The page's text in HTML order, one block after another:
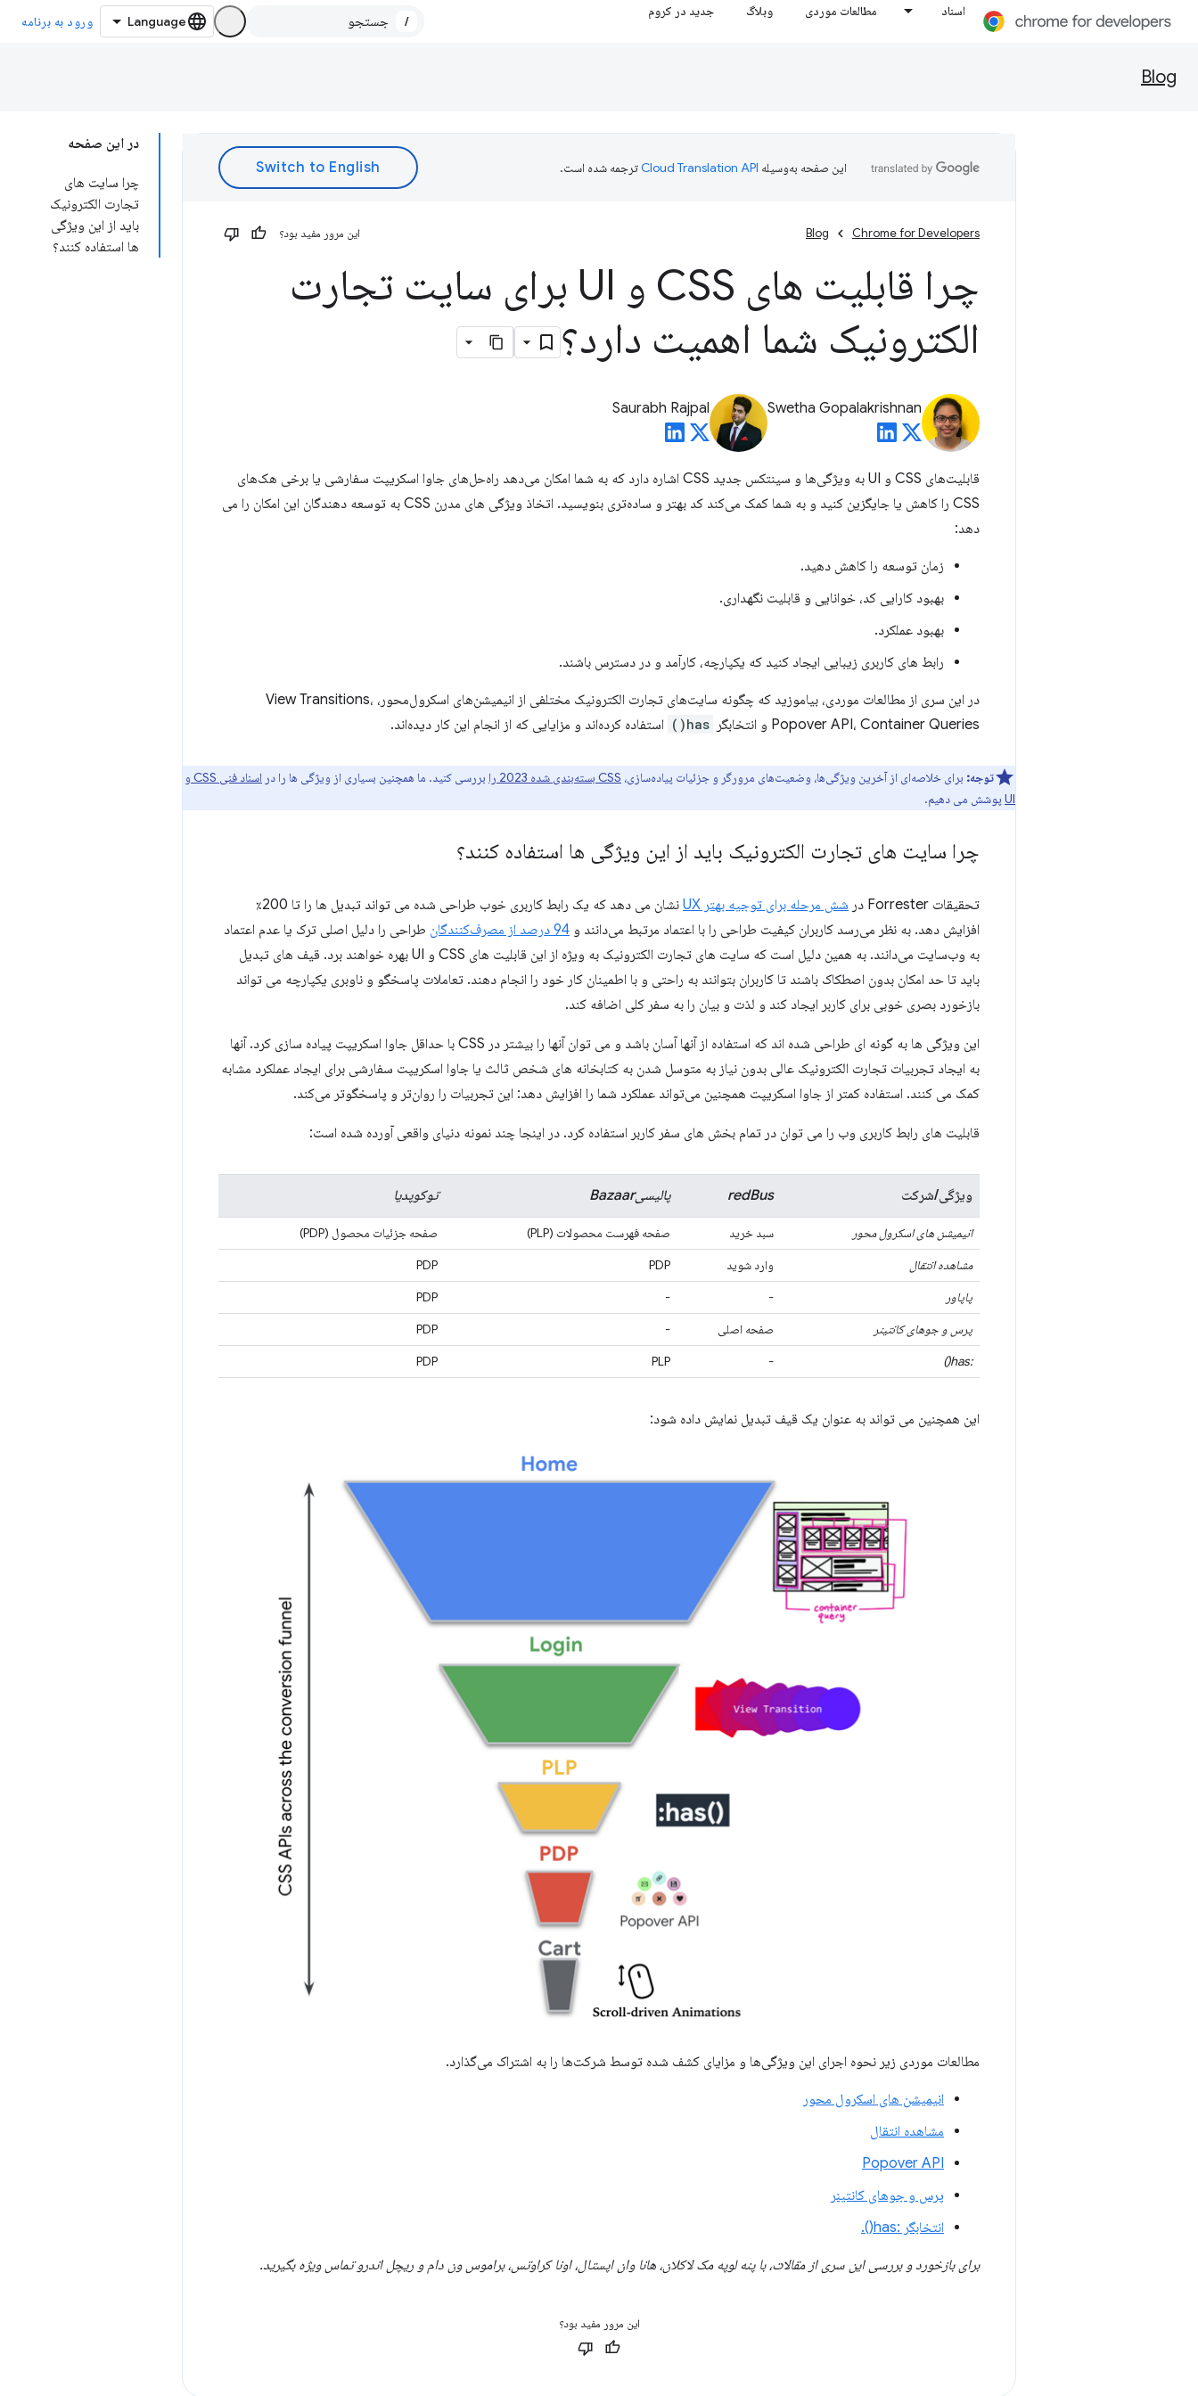
اسناد مطالعات موردی وبلاگ جدید در کروم
/ ورود به برنامه
Blog
در این صفحه
چرا سایت های
تجارت الکترونیک
باید از این ویژگی
ها استفاده کنند؟
این صفحه به‌وسیله ترجمه شده است.
Chrome for Developers
Blog این مرور مفید بود؟
چرا قابلیت های CSS و UI برای سایت تجارت
الکترونیک شما اهمیت دارد؟
Swetha Gopalakrishnan
Saurabh Rajpal
قابلیت‌های CSS و UI به ویژگی‌ها و سینتکس جدید CSS اشاره دارد که به شما امکان می‌دهد راه‌حل‌های جاوا اسکریپت سفارشی یا برخی هک‌های
CSS را کاهش یا جایگزین کنید و به شما کمک می‌کند کد بهتر و ساده‌تری بنویسید. اتخاذ ویژگی های مدرن CSS به توسعه دهندگان این امکان را می
دهد:
زمان توسعه را کاهش دهید.
بهبود کارایی کد، خوانایی و قابلیت نگهداری.
بهبود عملکرد.
رابط های کاربری زیبایی ایجاد کنید که یکپارچه، کارآمد و در دسترس باشند.
در این سری از مطالعات موردی، بیاموزید که چگونه سایت‌های تجارت الکترونیک مختلفی از انیمیشن‌های اسکرول‌محور، View Transitions،
Popover API، Container Queries و انتخابگر
has() استفاده کرده‌اند و مزایایی که از انجام این کار دیده‌اند.
توجه: برای خلاصه‌ای از آخرین ویژگی‌ها، وضعیت‌های مرورگر و جزئیات پیاده‌سازی، CSS بسته‌بندی شده 2023 را بررسی کنید. ما همچنین بسیاری از ویژگی ها را در
اسناد فنی CSS و
UI پوشش می دهیم.
چرا سایت های تجارت الکترونیک باید از این ویژگی ها استفاده کنند؟
تحقیقات Forrester در شش مرحله برای توجیه بهتر UX
نشان می دهد که یک رابط کاربری خوب طراحی شده می تواند تبدیل ها را تا 200٪
افزایش دهد. به نظر می‌رسد کاربران کیفیت طراحی را با اعتماد مرتبط می‌دانند و 94 درصد از مصرف‌کنندگان
طراحی را دلیل اصلی ترک یا عدم اعتماد
به وب‌سایت می‌دانند. به همین دلیل است که سایت های تجارت الکترونیک به ویژه از این قابلیت های CSS و UI بهره خواهند برد. قیف های تبدیل
باید تا حد امکان بدون اصطکاک باشند تا کاربران بتوانند به راحتی و با اطمینان کار خود را انجام دهند. تعاملات پاسخگو و ناوبری یکپارچه می تواند
بازخورد بصری خوبی برای کاربر ایجاد کند و لذت و بیان را به سفر کلی اضافه کند.
این ویژگی ها به گونه ای طراحی شده اند که استفاده از آنها آسان باشد و می توان آنها را بیشتر در CSS با حداقل جاوا اسکریپت پیاده سازی کرد. آنها
به ایجاد تجربیات تجارت الکترونیک عالی بدون نیاز به متوسل شدن به کتابخانه های شخص ثالث یا جاوا اسکریپت سفارشی برای ایجاد عملکرد مشابه
کمک می کنند. استفاده کمتر از جاوا اسکریپت همچنین می‌تواند عملکرد شما را افزایش دهد: این تجربیات را روان‌تر و پاسخگوتر می‌کند.
قابلیت های رابط کاربری وب را می توان در تمام بخش های سفر کاربر استفاده کرد. در اینجا چند نمونه دنیای واقعی آورده شده است:
ویژگی/شرکت redBus پالیسیBazaar توکوپدیا
انیمیشن های اسکرول محور سبد خرید صفحه فهرست محصولات (PLP)
صفحه جزئیات محصول (PDP)
مشاهده انتقال
وارد شوید PDP
PDP
پاپاور
-
-
PDP
پرس و جوهای کانتینر
صفحه اصلی -
PDP
:has()
-
PLP
PDP
این همچنین می تواند به عنوان یک قیف تبدیل نمایش داده شود:
مطالعات موردی زیر نحوه اجرای این ویژگی‌ها و مزایای کشف شده توسط شرکت‌ها را به اشتراک می‌گذارد.
انیمیشن های اسکرول محور
مشاهده انتقال
Popover API
پرس و جوهای کانتینر
انتخابگر :has().
برای بازخورد و بررسی این سری از مقالات، با پنه لوپه مک لاکلان، هانا وان اپستال، اونا کراوتس، براموس ون دام و ریچل اندرو تماس ویژه بگیرید.
این مرور مفید بود؟